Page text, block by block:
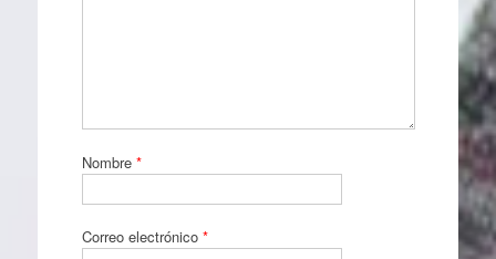
Nombre *
Correo electrónico *